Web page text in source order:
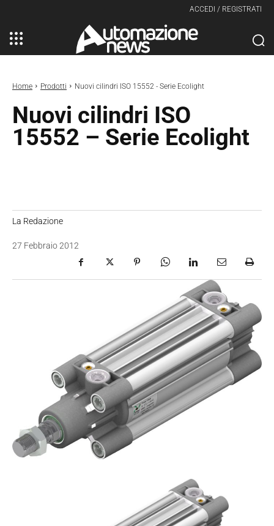
ACCEDI / REGISTRATI
Home Prodotti Nuovi cilindri ISO 15552 - Serie Ecolight
Nuovi cilindri ISO
15552 – Serie Ecolight
La Redazione
27 Febbraio 2012